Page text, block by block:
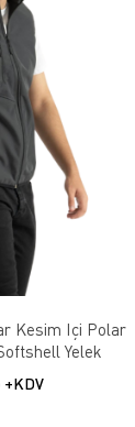
Kesim Içi Polar
Yelek
+KDV